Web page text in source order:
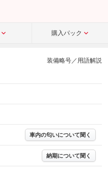
購入パック
装備略号／用語解説
車内の匂いについて聞く
納期について聞く